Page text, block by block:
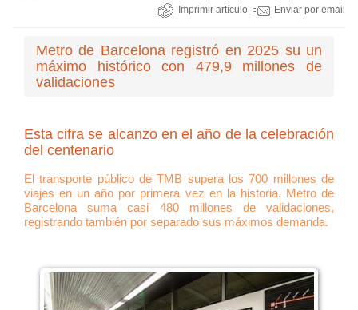
Imprimir artículo Enviar por email
Metro de Barcelona registró en 2025 su un
máximo histórico con 479,9 millones de
validaciones
Esta cifra se alcanzo en el año de la celebración
del centenario
El transporte público de TMB supera los 700 millones de
viajes en un año por primera vez en la historia. Metro de
Barcelona suma casi 480 millones de validaciones,
registrando también por separado sus máximos demanda.